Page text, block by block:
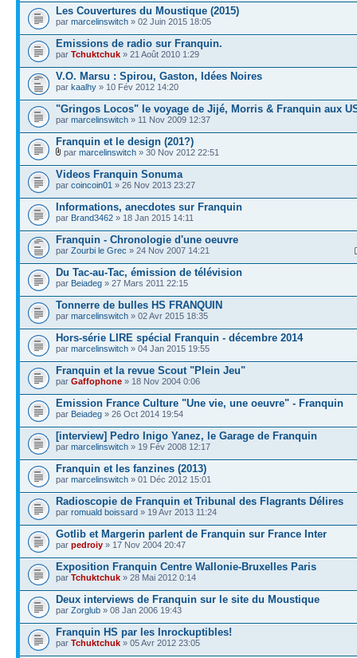
Les Couvertures du Moustique (2015)
par marcelinswitch » 02 Juin 2015 18:05
Emissions de radio sur Franquin.
par Tchuktchuk » 21 Août 2010 1:29
V.O. Marsu : Spirou, Gaston, Idées Noires
par kaalhy » 10 Fév 2012 14:20
"Gringos Locos" le voyage de Jijé, Morris & Franquin aux
par marcelinswitch » 11 Nov 2009 12:37
Franquin et le design (201?)
par marcelinswitch » 30 Nov 2012 22:51
Videos Franquin Sonuma
par coincoin01 » 26 Nov 2013 23:27
Informations, anecdotes sur Franquin
par Brand3462 » 18 Jan 2015 14:11
Franquin - Chronologie d'une oeuvre
par Zourbi le Grec » 24 Nov 2007 14:21
Du Tac-au-Tac, émission de télévision
par Beiadeg » 27 Mars 2011 22:15
Tonnerre de bulles HS FRANQUIN
par marcelinswitch » 02 Avr 2015 18:35
Hors-série LIRE spécial Franquin - décembre 2014
par marcelinswitch » 04 Jan 2015 19:55
Franquin et la revue Scout "Plein Jeu"
par Gaffophone » 18 Nov 2004 0:06
Emission France Culture "Une vie, une oeuvre" - Franquin
par Beiadeg » 26 Oct 2014 19:54
[interview] Pedro Inigo Yanez, le Garage de Franquin
par marcelinswitch » 19 Fév 2008 12:17
Franquin et les fanzines (2013)
par marcelinswitch » 01 Déc 2012 15:01
Radioscopie de Franquin et Tribunal des Flagrants Délires
par romuald boissard » 19 Avr 2013 11:24
Gotlib et Margerin parlent de Franquin sur France Inter
par pedroiy » 17 Nov 2004 20:47
Exposition Franquin Centre Wallonie-Bruxelles Paris
par Tchuktchuk » 28 Mai 2012 0:14
Deux interviews de Franquin sur le site du Moustique
par Zorglub » 08 Jan 2006 19:43
Franquin HS par les Inrockuptibles!
par Tchuktchuk » 05 Avr 2012 23:05